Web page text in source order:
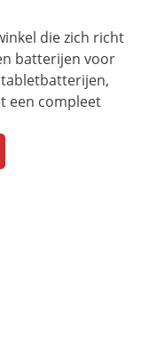
die zich richt
batterijen voor
een compleet